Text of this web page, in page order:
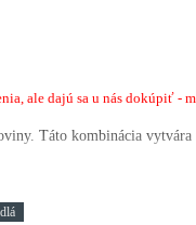
ale dajú sa u nás dokúpiť -
Táto kombinácia vytvára